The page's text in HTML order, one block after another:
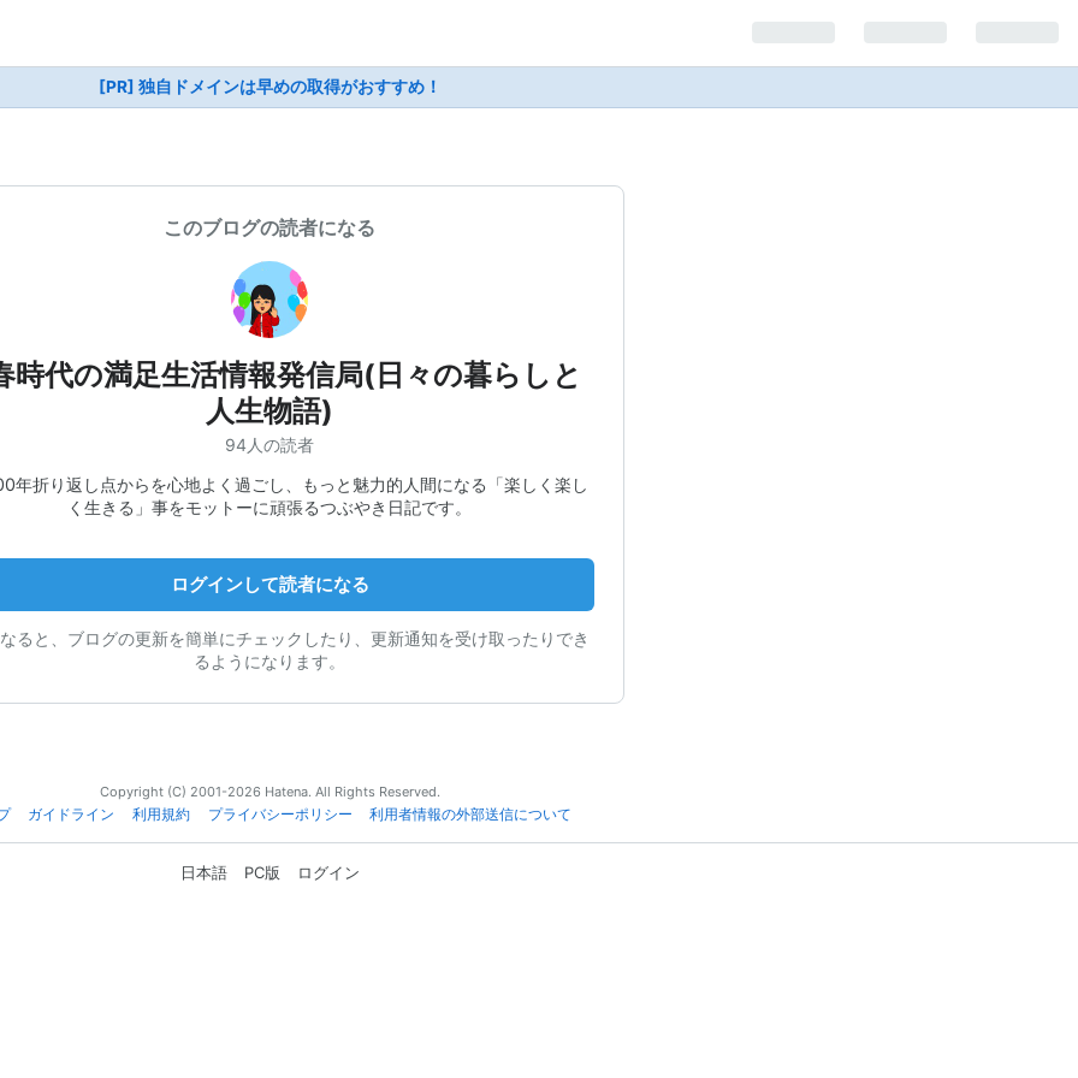
[PR] 独自ドメインは早めの取得がおすすめ！
このブログの読者になる
時代の満足生活情報発信局(日々の暮らしと
人生物語)
94人の読者
年折り返し点からを心地よく過ごし、もっと魅力的人間になる「楽しく楽し
く生きる」事をモットーに頑張るつぶやき日記です。
ログインして読者になる
ると、ブログの更新を簡単にチェックしたり、更新通知を受け取ったりでき
るようになります。
Copyright (C) 2001-2026 Hatena. All Rights Reserved.
ガイドライン 利用規約 プライバシーポリシー 利用者情報の外部送信について
日本語 PC版 ログイン